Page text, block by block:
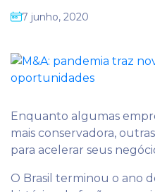
7 junho, 2020
Enquanto algumas
mais conservadora,
para acelerar seus
O Brasil terminou o ano